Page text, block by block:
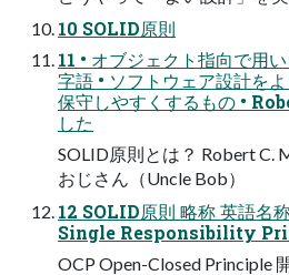
10 SOLID原則
11 • オブジェクト指向で用
字語 • ソフトウェア設計を
保守しやすくするもの •
した
SOLID原則とは？ Robert C.
おじさん（Uncle Bob）
12 SOLID原則 略称 英語名
Single Responsibility
OCP Open-Closed Principle